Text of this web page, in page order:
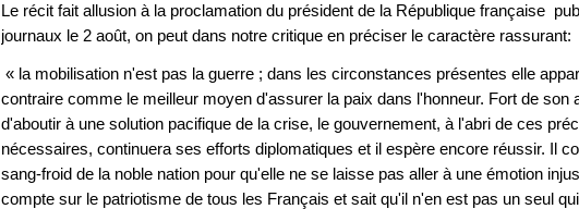
Le récit fait allusion à la proclamation du président de la République française
journaux le 2 août, on peut dans notre critique en préciser le caractère rassurant:
« la mobilisation n'est pas la guerre ; dans les circonstances présentes elle
contraire comme le meilleur moyen d'assurer la paix dans l'honneur. Fort de son
d'aboutir à une solution pacifique de la crise, le gouvernement, à l'abri de ces
nécessaires, continuera ses efforts diplomatiques et il espère encore réussir. Il
sang-froid de la noble nation pour qu'elle ne se laisse pas aller à une émotion
compte sur le patriotisme de tous les Français et sait qu'il n'en est pas un seul